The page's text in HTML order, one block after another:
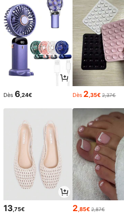
Dès 6,24€ Dès 2,35€ 2,37€
13,75€ 2,85€ 2,87€